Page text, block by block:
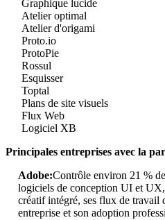
Graphique lucide
Atelier optimal
Atelier d'origami
Proto.io
ProtoPie
Rossul
Esquisser
Toptal
Plans de site visuels
Flux Web
Logiciel XB
Principales entreprises avec la
Adobe:Contrôle environ 21 %
logiciels de conception UI et
créatif intégré, ses flux de travail
entreprise et son adoption